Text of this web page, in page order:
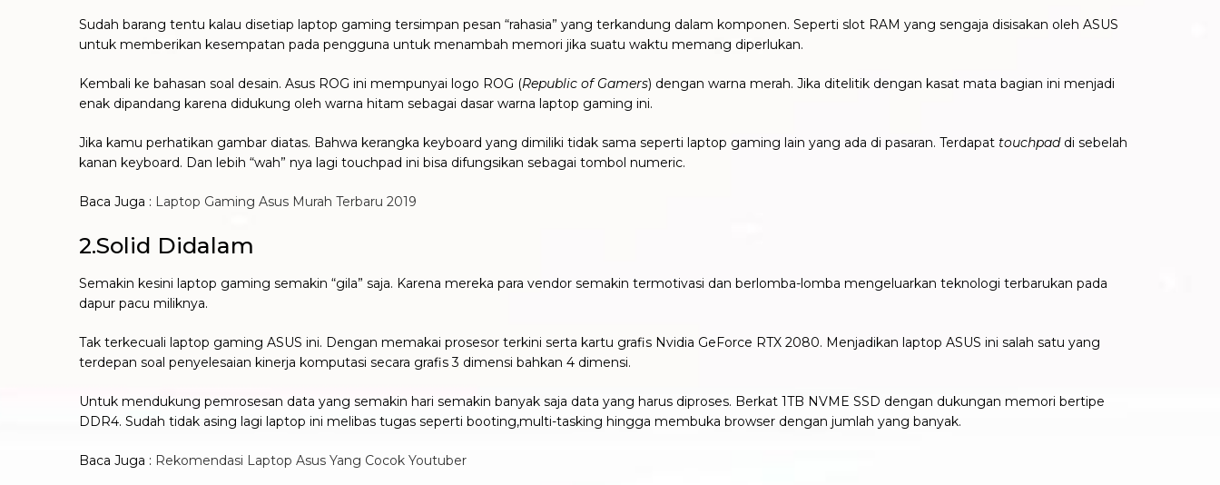
Sudah barang tentu kalau disetiap laptop gaming tersimpan pesan “rahasia” yang terkandung dalam komponen. Seperti slot RAM yang sengaja disisakan oleh ASUS
untuk memberikan kesempatan pada pengguna untuk menambah memori jika suatu waktu memang diperlukan.
Kembali ke bahasan soal desain. Asus ROG ini mempunyai logo ROG (Republic of Gamers) dengan warna merah. Jika ditelitik dengan kasat mata bagian ini menjadi
enak dipandang karena didukung oleh warna hitam sebagai dasar warna laptop gaming ini.
Jika kamu perhatikan gambar diatas. Bahwa kerangka keyboard yang dimiliki tidak sama seperti laptop gaming lain yang ada di pasaran. Terdapat touchpad di sebelah
kanan keyboard. Dan lebih “wah” nya lagi touchpad ini bisa difungsikan sebagai tombol numeric.
Baca Juga : Laptop Gaming Asus Murah Terbaru 2019
2.Solid Didalam
Semakin kesini laptop gaming semakin “gila” saja. Karena mereka para vendor semakin termotivasi dan berlomba-lomba mengeluarkan teknologi terbarukan pada
dapur pacu miliknya.
Tak terkecuali laptop gaming ASUS ini. Dengan memakai prosesor terkini serta kartu grafis Nvidia GeForce RTX 2080. Menjadikan laptop ASUS ini salah satu yang
terdepan soal penyelesaian kinerja komputasi secara grafis 3 dimensi bahkan 4 dimensi.
Untuk mendukung pemrosesan data yang semakin hari semakin banyak saja data yang harus diproses. Berkat 1TB NVME SSD dengan dukungan memori bertipe
DDR4. Sudah tidak asing lagi laptop ini melibas tugas seperti booting,multi-tasking hingga membuka browser dengan jumlah yang banyak.
Baca Juga : Rekomendasi Laptop Asus Yang Cocok Youtuber